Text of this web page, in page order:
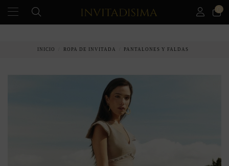
INICIO ROPA DE INVITADA PANTALONES Y FALDAS